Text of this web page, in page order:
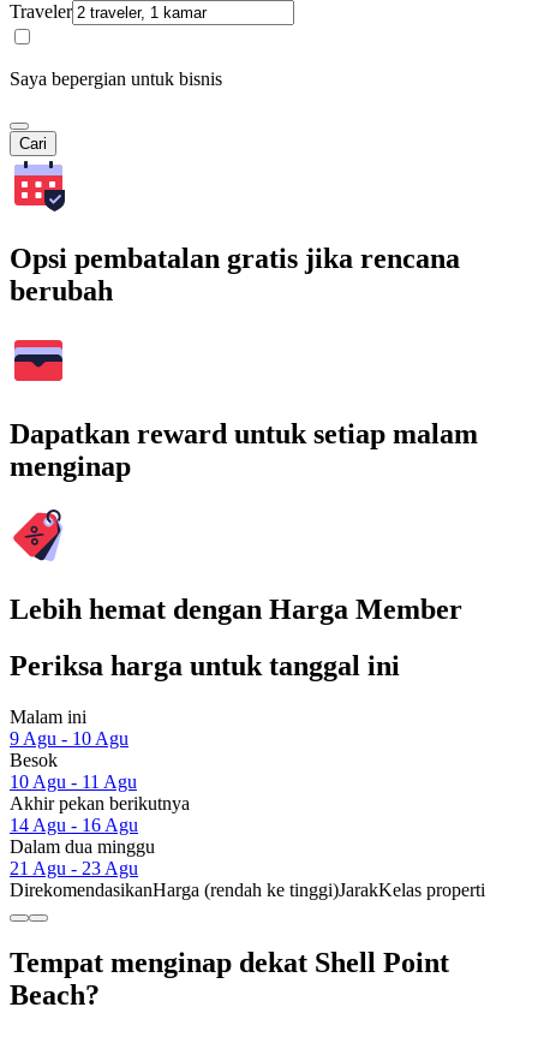
Traveler
Saya bepergian untuk bisnis
Cari
Opsi pembatalan gratis jika rencana
berubah
Dapatkan reward untuk setiap malam
menginap
Lebih hemat dengan Harga Member
Periksa harga untuk tanggal ini
Malam ini
9 Agu - 10 Agu
Besok
10 Agu - 11 Agu
Akhir pekan berikutnya
14 Agu - 16 Agu
Dalam dua minggu
21 Agu - 23 Agu
DirekomendasikanHarga (rendah ke tinggi)JarakKelas properti
Tempat menginap dekat Shell Point
Beach?